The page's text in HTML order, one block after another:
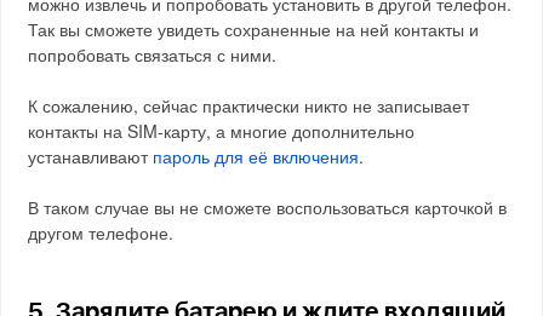
Так вы сможете увидеть сохраненные на ней контакты и
попробовать связаться с ними.
К сожалению, сейчас практически никто не записывает
контакты на SIM-карту, а многие дополнительно
устанавливают пароль для её включения.
В таком случае вы не сможете воспользоваться карточкой в
другом телефоне.